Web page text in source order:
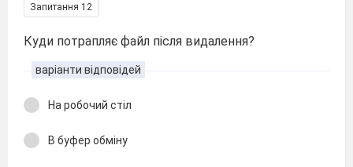
Запитання 12
Куди потрапляє файл після видалення?
варіанти відповідей
На робочий стіл
В буфер обміну